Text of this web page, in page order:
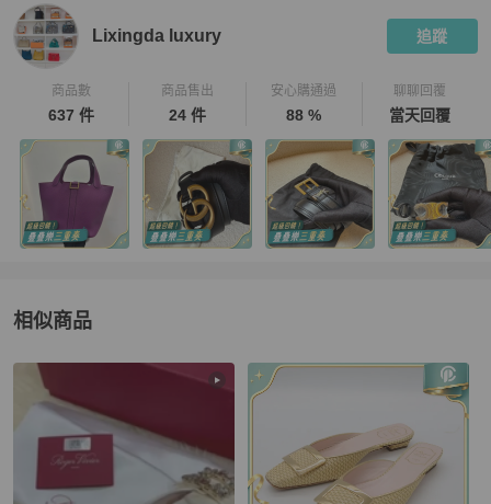
Lixingda luxury 追蹤
商品數
637 件
商品售出
24 件
安心購通過
88 %
聊聊回覆
當天回覆
相似商品
更多相似Roger Vivier女鞋推薦精品